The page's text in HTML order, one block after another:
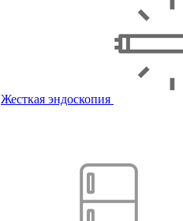
Жесткая эндоскопия